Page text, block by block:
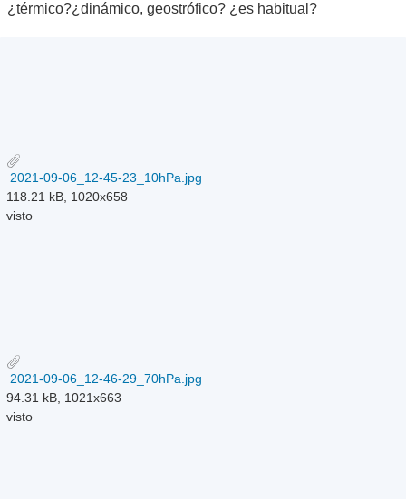
¿térmico?¿dinámico, geostrófico? ¿es habitual?
2021-09-06_12-45-23_10hPa.jpg
118.21 kB, 1020x658
visto
2021-09-06_12-46-29_70hPa.jpg
94.31 kB, 1021x663
visto